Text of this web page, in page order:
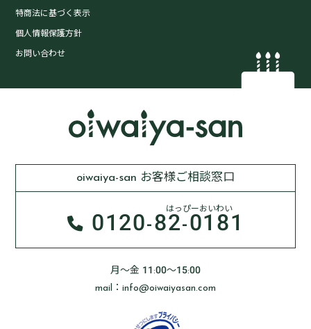
特商法に基づく表示
個人情報保護方針
お問い合わせ
oiwaiya-san お客様ご相談窓口
0120-82-0181
はっぴーおいわい
月～金 11:00～15:00
mail：info@oiwaiyasan.com